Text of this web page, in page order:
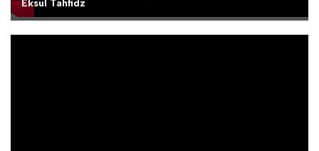
Eksul Tahfidz